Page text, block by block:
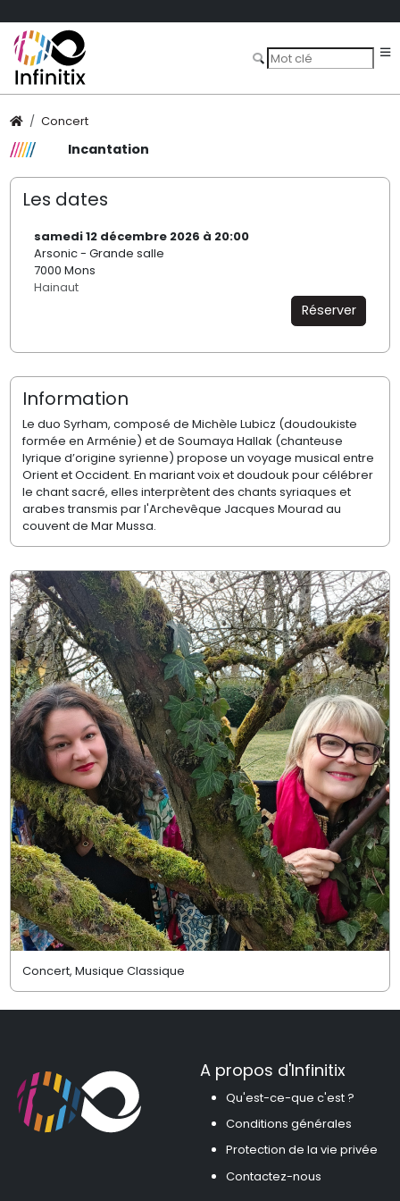
Concert
Incantation
Les dates
samedi 12 décembre 2026 à 20:00
Arsonic - Grande salle
7000 Mons
Hainaut
Réserver
Information
Le duo Syrham, composé de Michèle Lubicz (doudoukiste
formée en Arménie) et de Soumaya Hallak (chanteuse
lyrique d’origine syrienne) propose un voyage musical entre
Orient et Occident. En mariant voix et doudouk pour célébrer
le chant sacré, elles interprètent des chants syriaques et
arabes transmis par l'Archevêque Jacques Mourad au
couvent de Mar Mussa.
Concert, Musique Classique
A propos d'Infinitix
Qu'est-ce-que c'est ?
Conditions générales
Protection de la vie privée
Contactez-nous